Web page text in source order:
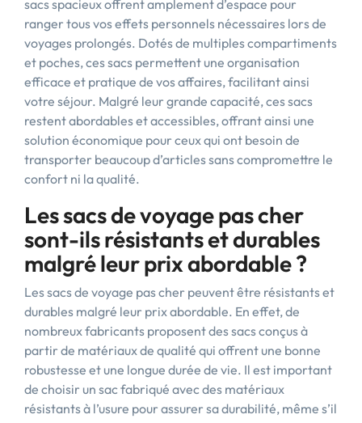
sacs spacieux offrent amplement d’espace pour
ranger tous vos effets personnels nécessaires lors de
voyages prolongés. Dotés de multiples compartiments
et poches, ces sacs permettent une organisation
efficace et pratique de vos affaires, facilitant ainsi
votre séjour. Malgré leur grande capacité, ces sacs
restent abordables et accessibles, offrant ainsi une
solution économique pour ceux qui ont besoin de
transporter beaucoup d’articles sans compromettre le
confort ni la qualité.
Les sacs de voyage pas cher
sont-ils résistants et durables
malgré leur prix abordable ?
Les sacs de voyage pas cher peuvent être résistants et
durables malgré leur prix abordable. En effet, de
nombreux fabricants proposent des sacs conçus à
partir de matériaux de qualité qui offrent une bonne
robustesse et une longue durée de vie. Il est important
de choisir un sac fabriqué avec des matériaux
résistants à l’usure pour assurer sa durabilité, même s’il